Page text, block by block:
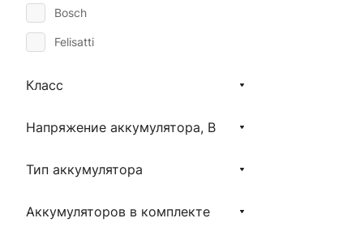
Bosch
Felisatti
Класс
Напряжение аккумулятора, В
Тип аккумулятора
Аккумуляторов в комплекте